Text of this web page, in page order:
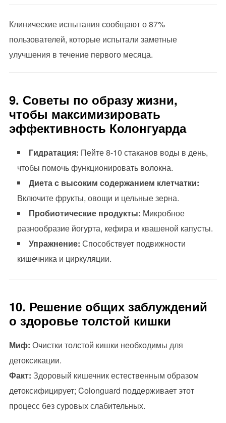
Клинические испытания сообщают о 87%
пользователей, которые испытали заметные
улучшения в течение первого месяца.
9. Советы по образу жизни,
чтобы максимизировать
эффективность Колонгуарда
Гидратация: Пейте 8-10 стаканов воды в день,
чтобы помочь функционировать волокна.
Диета с высоким содержанием клетчатки:
Включите фрукты, овощи и цельные зерна.
Пробиотические продукты: Микробное
разнообразие йогурта, кефира и квашеной капусты.
Упражнение: Способствует подвижности
кишечника и циркуляции.
10. Решение общих заблуждений
о здоровье толстой кишки
Миф: Очистки толстой кишки необходимы для
детоксикации.
Факт: Здоровый кишечник естественным образом
детоксифицирует; Colonguard поддерживает этот
процесс без суровых слабительных.